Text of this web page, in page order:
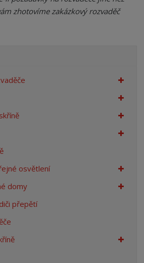
zhotovíme zakázkový rozvaděč
osvětlení
domy
přepětí